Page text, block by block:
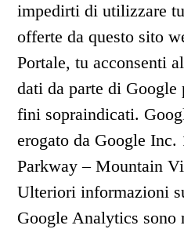
impedirti di utilizzare
offerte da questo sito
Portale, tu acconsenti
dati da parte di
fini sopraindicati.
erogato da Google Inc.
Parkway – Mountain
Ulteriori informazioni
Google Analytics sono